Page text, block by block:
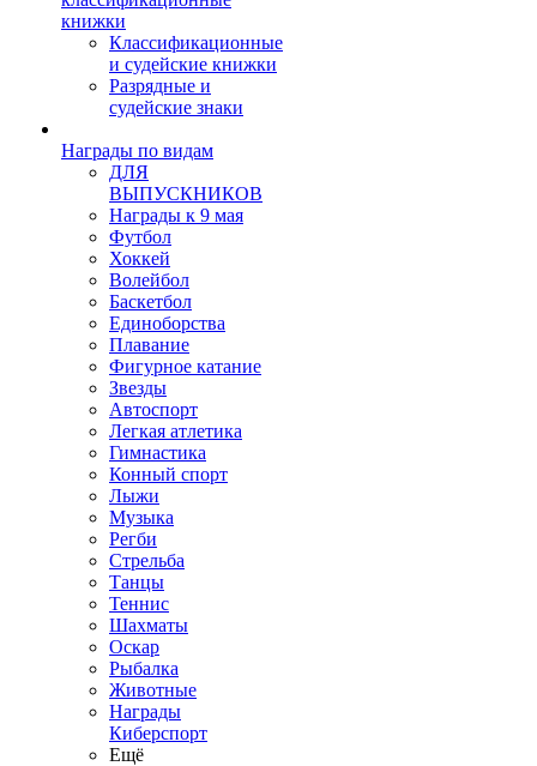
книжки
Классификационные
и судейские книжки
Разрядные и
судейские знаки
Награды по видам
ДЛЯ
ВЫПУСКНИКОВ
Награды к 9 мая
Футбол
Хоккей
Волейбол
Баскетбол
Единоборства
Плавание
Фигурное катание
Звезды
Автоспорт
Легкая атлетика
Гимнастика
Конный спорт
Лыжи
Музыка
Регби
Стрельба
Танцы
Теннис
Шахматы
Оскар
Рыбалка
Животные
Награды
Киберспорт
Ещё